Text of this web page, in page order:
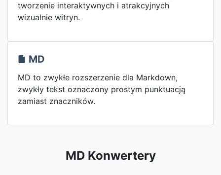
tworzenie interaktywnych i atrakcyjnych
wizualnie witryn.
MD
MD to zwykłe rozszerzenie dla Markdown,
zwykły tekst oznaczony prostym punktuacją
zamiast znaczników.
MD Konwertery